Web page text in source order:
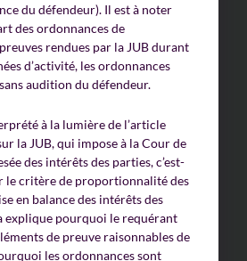
du défendeur). Il est à noter
des ordonnances de
rendues par la JUB durant
d’activité, les ordonnances
audition du défendeur.
à la lumière de l’article
la JUB, qui impose à la Cour de
des intérêts des parties, c’est-
le critère de proportionnalité des
en balance des intérêts des
explique pourquoi le requérant
de preuve raisonnables de
les ordonnances sont